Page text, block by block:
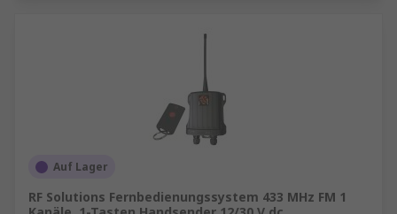
Auf Lager
RF Solutions Fernbedienungssystem 433 MHz FM 1